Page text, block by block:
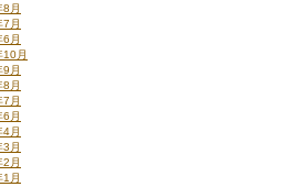
月
月
月
月
月
月
月
月
月
月
月
月